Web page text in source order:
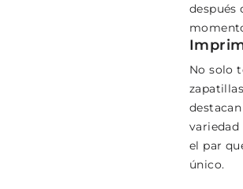
después
No solo
variedad
el par
único.